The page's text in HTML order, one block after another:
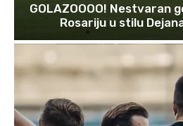
GOLAZOOOO! Nestvaran
Rosariju u stilu